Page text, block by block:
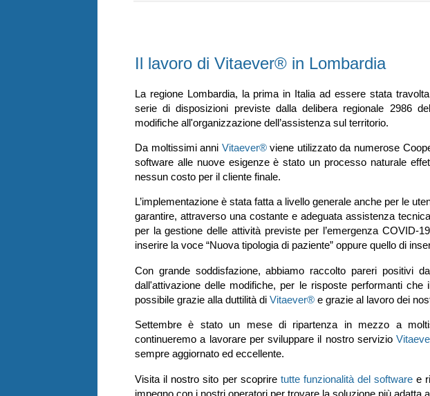
Il lavoro di Vitaever® in Lombardia
La regione Lombardia, la prima in Italia ad essere stata
serie di disposizioni previste dalla delibera regionale 2986
modifiche all'organizzazione dell’assistenza sul territorio.
Da moltissimi anni Vitaever®viene utilizzato da numerose
software alle nuove esigenze è stato un processo naturale
nessun costo per il cliente finale.
L’implementazione è stata fatta a livello generale anche per le
garantire, attraverso una costante e adeguata assistenza
per la gestione delle attività previste per l’emergenza COVID-
inserire la voce “Nuova tipologia di paziente” oppure quello di
Con grande soddisfazione, abbiamo raccolto pareri positivi
dall'attivazione delle modifiche, per le risposte performanti
possibile grazie alla duttilità di Vitaever® e grazie al lavoro dei
Settembre è stato un mese di ripartenza in mezzo a
continueremo a lavorare per sviluppare il nostro servizio
sempre aggiornato ed eccellente.
Visita il nostro sito per scoprire tutte funzionalità del software e
impegno con i nostri operatori per trovare la soluzione più adatta